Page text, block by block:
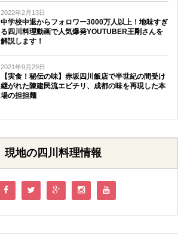
2022年2月13日
中学校中退からフォロワー3000万人以上！地味すぎ
る四川料理動画で人気爆発YOUTUBER王剛さんを
解説します！
2021年9月29日
【実食！秘伝の味】赤坂四川飯店で半世紀の間受け
継がれた陳建民流エビチリ、成都の味を再現した本
場の担担麺
現地の四川料理情報